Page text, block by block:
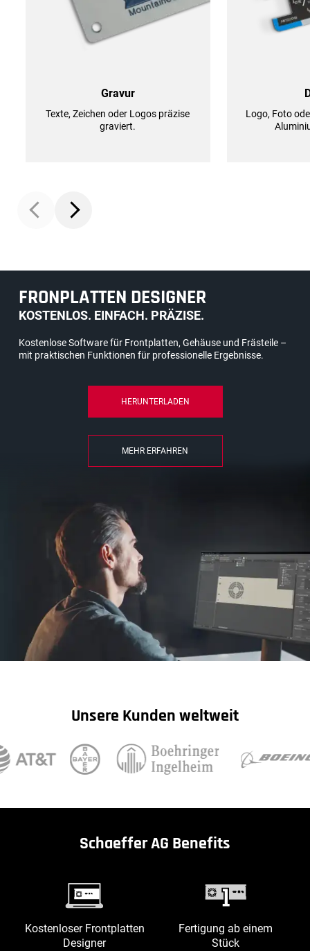
Gravur
Texte, Zeichen oder Logos präzise
graviert.
Logo, Foto
FRONPLATTEN DESIGNER
KOSTENLOS. EINFACH. PRÄZISE.
Kostenlose Software für Frontplatten, Gehäuse und Frästeile –
mit praktischen Funktionen für professionelle Ergebnisse.
HERUNTERLADEN
MEHR ERFAHREN
Unsere Kunden weltweit
Schaeffer AG Benefits
Kostenloser Frontplatten
Designer
Fertigung ab einem
Stück